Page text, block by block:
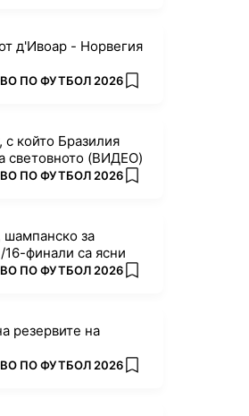
д'Ивоар - Норвегия
ПО ФУТБОЛ 2026 add favorites
който Бразилия
световното (ВИДЕО)
ПО ФУТБОЛ 2026 add favorites
шампанско за
финали са ясни
ПО ФУТБОЛ 2026 add favorites
резервите на
ПО ФУТБОЛ 2026 add favorites